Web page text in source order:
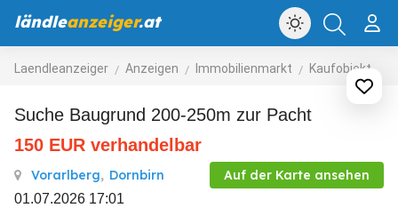
ländleanzeiger.at
Laendleanzeiger Anzeigen Immobilienmarkt Kaufobjekte
Suche Baugrund 200-250m zur Pacht
150 EUR verhandelbar
Vorarlberg, Dornbirn Auf der Karte ansehen
01.07.2026 17:01